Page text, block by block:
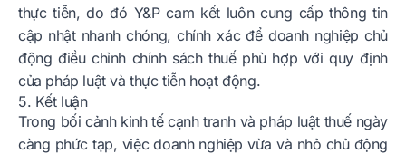
thực tiễn, do đó Y&P cam kết luôn cung cấp thông tin
cập nhật nhanh chóng, chính xác để doanh nghiệp chủ
động điều chỉnh chính sách thuế phù hợp với quy định
của pháp luật và thực tiễn hoạt động.
5. Kết luận
Trong bối cảnh kinh tế cạnh tranh và pháp luật thuế ngày
càng phức tạp, việc doanh nghiệp vừa và nhỏ chủ động